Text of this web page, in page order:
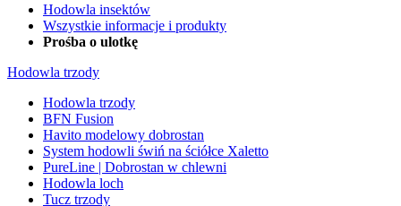
Hodowla insektów
Wszystkie informacje i produkty
Prośba o ulotkę
Hodowla trzody
Hodowla trzody
BFN Fusion
Havito modelowy dobrostan
System hodowli świń na ściółce Xaletto
PureLine | Dobrostan w chlewni
Hodowla loch
Tucz trzody